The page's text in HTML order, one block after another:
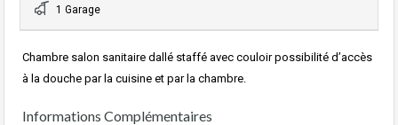
1 Garage
Chambre salon sanitaire dallé staffé avec couloir possibilité d’accès
à la douche par la cuisine et par la chambre.
Informations Complémentaires